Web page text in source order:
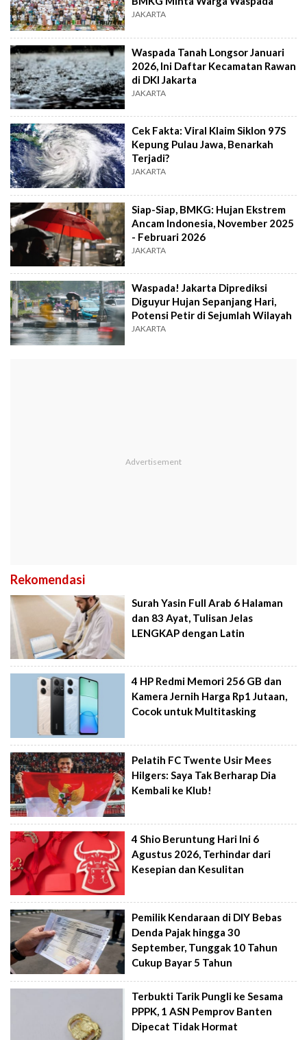
JAKARTA
Waspada Tanah Longsor Januari
2026, Ini Daftar Kecamatan Rawan
di DKI Jakarta
JAKARTA
Cek Fakta: Viral Klaim Siklon 97S
Kepung Pulau Jawa, Benarkah
Terjadi?
JAKARTA
Siap-Siap, BMKG: Hujan Ekstrem
Ancam Indonesia, November 2025
- Februari 2026
JAKARTA
Waspada! Jakarta Diprediksi
Diguyur Hujan Sepanjang Hari,
Potensi Petir di Sejumlah Wilayah
JAKARTA
Rekomendasi
Surah Yasin Full Arab 6 Halaman
dan 83 Ayat, Tulisan Jelas
LENGKAP dengan Latin
4 HP Redmi Memori 256 GB dan
Kamera Jernih Harga Rp1 Jutaan,
Cocok untuk Multitasking
Pelatih FC Twente Usir Mees
Hilgers: Saya Tak Berharap Dia
Kembali ke Klub!
4 Shio Beruntung Hari Ini 6
Agustus 2026, Terhindar dari
Kesepian dan Kesulitan
Pemilik Kendaraan di DIY Bebas
Denda Pajak hingga 30
September, Tunggak 10 Tahun
Cukup Bayar 5 Tahun
Terbukti Tarik Pungli ke Sesama
PPPK, 1 ASN Pemprov Banten
Dipecat Tidak Hormat